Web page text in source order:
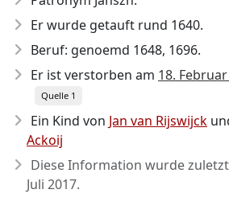
Er wurde getauft rund 1640.
Beruf: genoemd 1648, 1696.
Er ist verstorben am 18.
Quelle 1
Ein Kind von Jan van Rijswijck
Ackoij
Diese Information wurde
Juli 2017.